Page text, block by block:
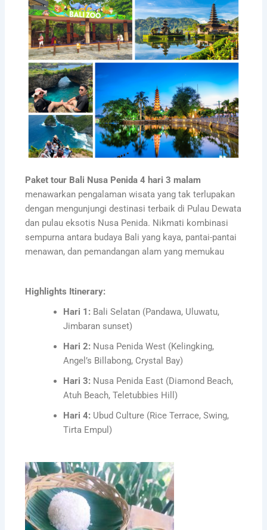
Paket tour Bali Nusa Penida 4 hari 3 malam
menawarkan pengalaman wisata yang tak terlupakan
dengan mengunjungi destinasi terbaik di Pulau Dewata
dan pulau eksotis Nusa Penida. Nikmati kombinasi
sempurna antara budaya Bali yang kaya, pantai-pantai
menawan, dan pemandangan alam yang memukau
Highlights Itinerary:
Hari 1: Bali Selatan (Pandawa, Uluwatu,
Jimbaran sunset)
Hari 2: Nusa Penida West (Kelingking,
Angel’s Billabong, Crystal Bay)
Hari 3: Nusa Penida East (Diamond Beach,
Atuh Beach, Teletubbies Hill)
Hari 4: Ubud Culture (Rice Terrace, Swing,
Tirta Empul)